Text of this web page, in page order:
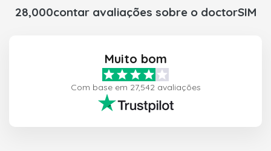
28,000contar avaliações sobre o doctorSIM
Muito bom
Com base em 27,542 avaliações